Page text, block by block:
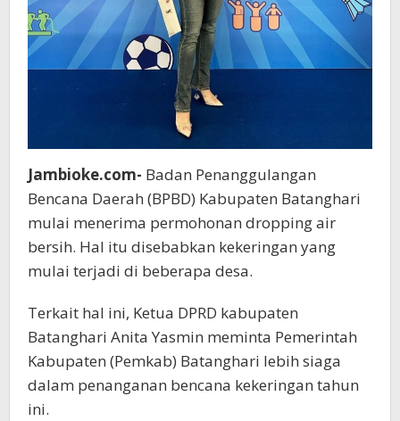
Jambioke.com- Badan Penanggulangan
Bencana Daerah (BPBD) Kabupaten Batanghari
mulai menerima permohonan dropping air
bersih. Hal itu disebabkan kekeringan yang
mulai terjadi di beberapa desa.
Terkait hal ini, Ketua DPRD kabupaten
Batanghari Anita Yasmin meminta Pemerintah
Kabupaten (Pemkab) Batanghari lebih siaga
dalam penanganan bencana kekeringan tahun
ini.